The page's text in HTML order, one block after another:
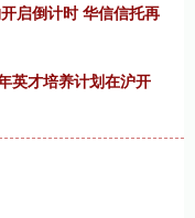
启倒计时 华信信托再
英才培养计划在沪开